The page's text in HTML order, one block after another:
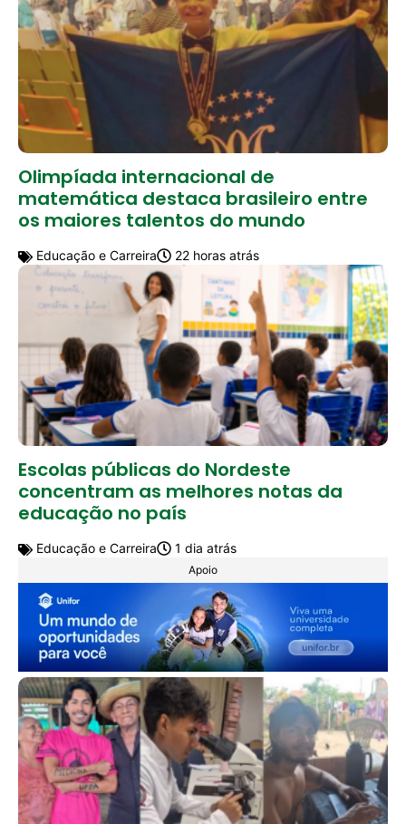
Olimpíada internacional de
matemática destaca brasileiro entre
os maiores talentos do mundo
Educação e Carreira 22 horas atrás
Escolas públicas do Nordeste
concentram as melhores notas da
educação no país
Educação e Carreira 1 dia atrás
Apoio